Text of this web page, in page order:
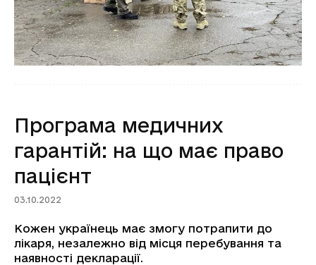
Програма медичних
гарантій: на що має право
пацієнт
03.10.2022
Кожен українець має змогу потрапити до
лікаря, незалежно від місця перебування та
наявності декларації.